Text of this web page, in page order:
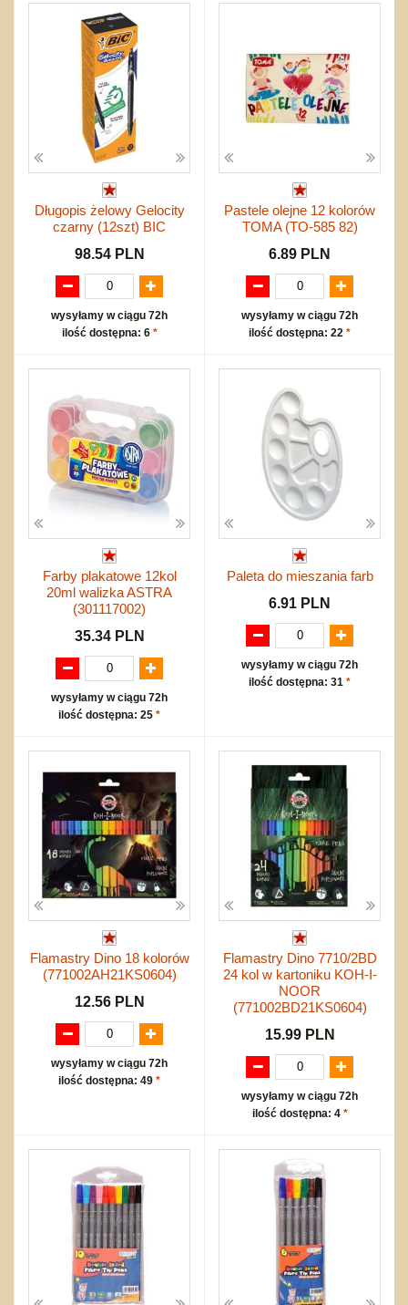
Długopis żelowy Gelocity
czarny (12szt) BIC
98.54 PLN
wysyłamy w ciągu 72h
ilość dostępna: 6 *
Pastele olejne 12 kolorów
TOMA (TO-585 82)
6.89 PLN
wysyłamy w ciągu 72h
ilość dostępna: 22 *
Farby plakatowe 12kol
20ml walizka ASTRA
(301117002)
35.34 PLN
wysyłamy w ciągu 72h
ilość dostępna: 25 *
Paleta do mieszania farb
6.91 PLN
wysyłamy w ciągu 72h
ilość dostępna: 31 *
Flamastry Dino 18 kolorów
(771002AH21KS0604)
12.56 PLN
wysyłamy w ciągu 72h
ilość dostępna: 49 *
Flamastry Dino 7710/2BD
24 kol w kartoniku KOH-I-
NOOR
(771002BD21KS0604)
15.99 PLN
wysyłamy w ciągu 72h
ilość dostępna: 4 *